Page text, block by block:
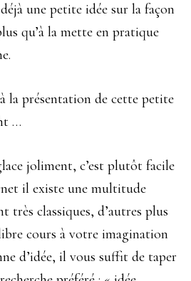
une petite idée sur la façon
qu’à la mette en pratique
la présentation de cette petite
…
joliment, c’est plutôt facile
il existe une multitude
très classiques, d’autres plus
cours à votre imagination
d’idée, il vous suffit de taper